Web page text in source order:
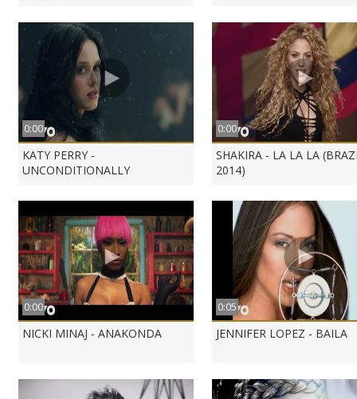
0:00
KATY PERRY -
UNCONDITIONALLY
0:00
SHAKIRA - LA LA LA
2014)
0:00
NICKI MINAJ - ANAKONDA
0:05
JENNIFER LOPEZ - BAILA